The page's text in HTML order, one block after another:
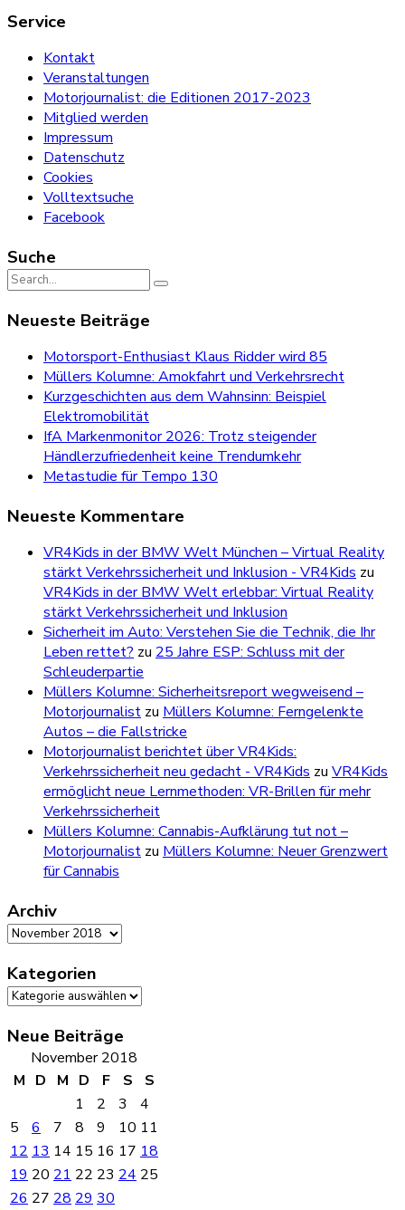
Service
Kontakt
Veranstaltungen
Motorjournalist: die Editionen 2017-2023
Mitglied werden
Impressum
Datenschutz
Cookies
Volltextsuche
Facebook
Suche
Search
Neueste Beiträge
Motorsport-Enthusiast Klaus Ridder wird 85
Müllers Kolumne: Amokfahrt und Verkehrsrecht
Kurzgeschichten aus dem Wahnsinn: Beispiel
Elektromobilität
IfA Markenmonitor 2026: Trotz steigender
Händlerzufriedenheit keine Trendumkehr
Metastudie für Tempo 130
Neueste Kommentare
VR4Kids in der BMW Welt München – Virtual Reality
stärkt Verkehrssicherheit und Inklusion - VR4Kids zu
VR4Kids in der BMW Welt erlebbar: Virtual Reality
stärkt Verkehrssicherheit und Inklusion
Sicherheit im Auto: Verstehen Sie die Technik, die Ihr
Leben rettet? zu 25 Jahre ESP: Schluss mit der
Schleuderpartie
Müllers Kolumne: Sicherheitsreport wegweisend –
Motorjournalist zu Müllers Kolumne: Ferngelenkte
Autos – die Fallstricke
Motorjournalist berichtet über VR4Kids:
Verkehrssicherheit neu gedacht - VR4Kids zu VR4Kids
ermöglicht neue Lernmethoden: VR-Brillen für mehr
Verkehrssicherheit
Müllers Kolumne: Cannabis-Aufklärung tut not –
Motorjournalist zu Müllers Kolumne: Neuer Grenzwert
für Cannabis
Archiv
Archiv
Kategorien
Kategorien
Neue Beiträge
November 2018
M D M D F S
S
1
2 3
4
5
6 7 8 9 10 11
12 13 14 15 16 17 18
19 20 21 22 23 24 25
26 27 28 29 30